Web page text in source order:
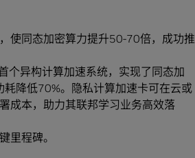
使同态加密算力提升50-70倍，成功推
个异构计算加速系统，实现了同态加
降低70%。隐私计算加速卡可在云或
成本，助力其联邦学习业务高效落
里程碑。